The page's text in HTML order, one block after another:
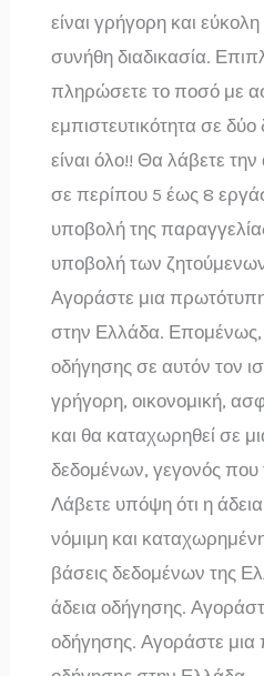
είναι γρήγορη και
συνήθη διαδικασία.
πληρώσετε το ποσό με
εμπιστευτικότητα σε δύο
είναι όλο!! Θα λάβετε
σε περίπου 5 έως 8
υποβολή της
υποβολή των
Αγοράστε μια
στην Ελλάδα. Επομένως,
οδήγησης σε αυτόν τον
γρήγορη, οικονομική,
και θα καταχωρηθεί σε
δεδομένων, γεγονός που
Λάβετε υπόψη ότι η
νόμιμη και
βάσεις δεδομένων της
άδεια οδήγησης.
οδήγησης. Αγοράστε μια